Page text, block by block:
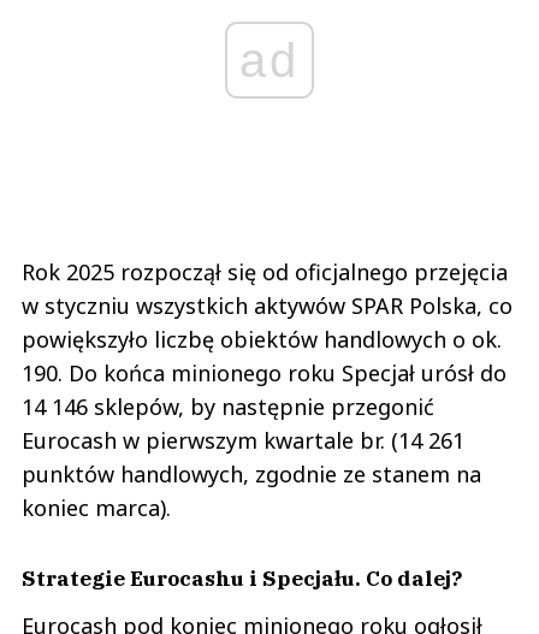
ad
Rok 2025 rozpoczął się od oficjalnego przejęcia
w styczniu wszystkich aktywów SPAR Polska, co
powiększyło liczbę obiektów handlowych o ok.
190. Do końca minionego roku Specjał urósł do
14 146 sklepów, by następnie przegonić
Eurocash w pierwszym kwartale br. (14 261
punktów handlowych, zgodnie ze stanem na
koniec marca).
Strategie Eurocashu i Specjału. Co dalej?
Eurocash pod koniec minionego roku ogłosił